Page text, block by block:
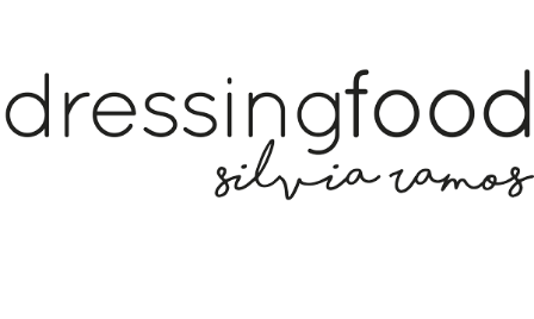
navegación
principal
principal
barra
lateral